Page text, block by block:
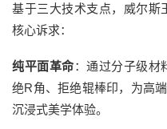
基于三大技术支点，威尔斯
核心诉求：
纯平面革命：通过分子级材
绝R角、拒绝辊棒印，为高
沉浸式美学体验。